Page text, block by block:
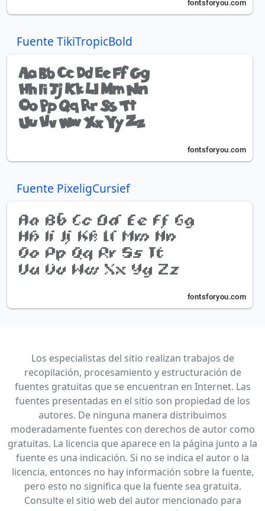
Fuente TikiTropicBold
Fuente PixeligCursief
Los especialistas del sitio realizan trabajos de
recopilación, procesamiento y estructuración de
fuentes gratuitas que se encuentran en Internet. Las
fuentes presentadas en el sitio son propiedad de los
autores. De ninguna manera distribuimos
moderadamente fuentes con derechos de autor como
gratuitas. La licencia que aparece en la página junto a la
fuente es una indicación. Si no se indica el autor o la
licencia, entonces no hay información sobre la fuente,
pero esto no significa que la fuente sea gratuita.
Consulte el sitio web del autor mencionado para